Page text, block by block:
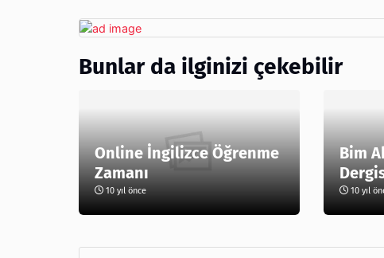
Bunlar da ilginizi çekebilir
Online İngilizce Öğrenme
Zamanı
10 yıl önce
Bim
10 yıl